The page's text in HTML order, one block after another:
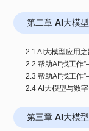
第二章 AI大模
2.1 AI大模型应用
2.2 帮助AI“找工
2.3 帮助AI“找工
第三章 AI大模